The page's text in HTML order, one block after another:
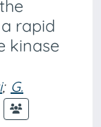
rapid
kinase
; G.